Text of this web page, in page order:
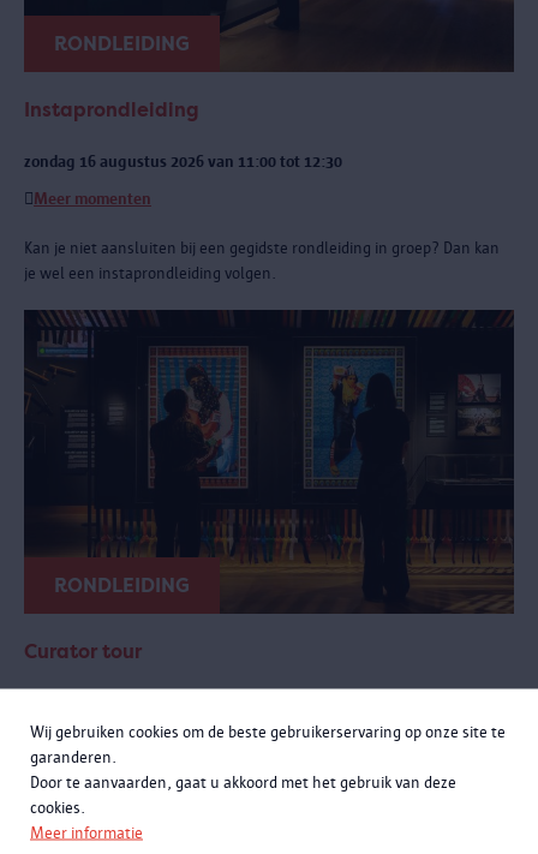
Wij gebruiken cookies om de beste gebruikerservaring op onze site te
garanderen.
Door te aanvaarden, gaat u akkoord met het gebruik van deze
cookies.
Meer informatie
RONDLEIDING
Instaprondleiding
zondag 16 augustus 2026 van 11:00 tot 12:30
Meer momenten
Kan je niet aansluiten bij een gegidste rondleiding in groep? Dan kan
je wel een instaprondleiding volgen.
RONDLEIDING
Curator tour
Meer momenten
Een exclusieve rondleiding met curatoren Rachid Atia en Roselyne
Francken. Je leert niet alleen de opmerkelijke verhalen achter de
objecten kennen, maar komt ook meer te weten over de bijzondere